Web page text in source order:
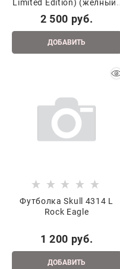
Limited Edition) (желный/
синий/черный, M павлик
2 500 руб.
ДОБАВИТЬ
Футболка Skull 4314 L
Rock Eagle
1 200 руб.
ДОБАВИТЬ